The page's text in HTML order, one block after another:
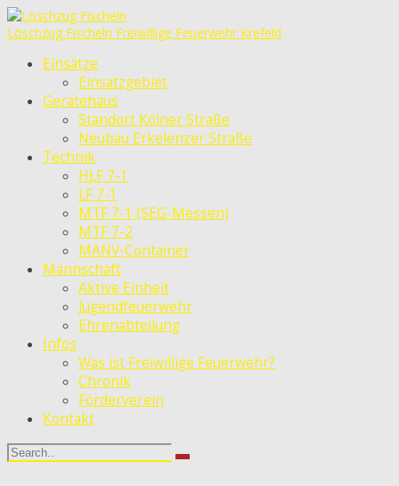
Löschzug Fischeln Freiwillige Feuerwehr Krefeld
Einsätze
Einsatzgebiet
Gerätehaus
Standort Kölner Straße
Neubau Erkelenzer Straße
Technik
HLF 7-1
LF 7-1
MTF 7-1 (SEG-Messen)
MTF 7-2
MANV-Container
Mannschaft
Aktive Einheit
Jugendfeuerwehr
Ehrenabteilung
Infos
Was ist Freiwillige Feuerwehr?
Chronik
Förderverein
Kontakt